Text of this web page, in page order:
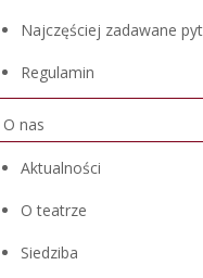
Najczęściej zadawane
Regulamin
O nas
Aktualności
O teatrze
Siedziba